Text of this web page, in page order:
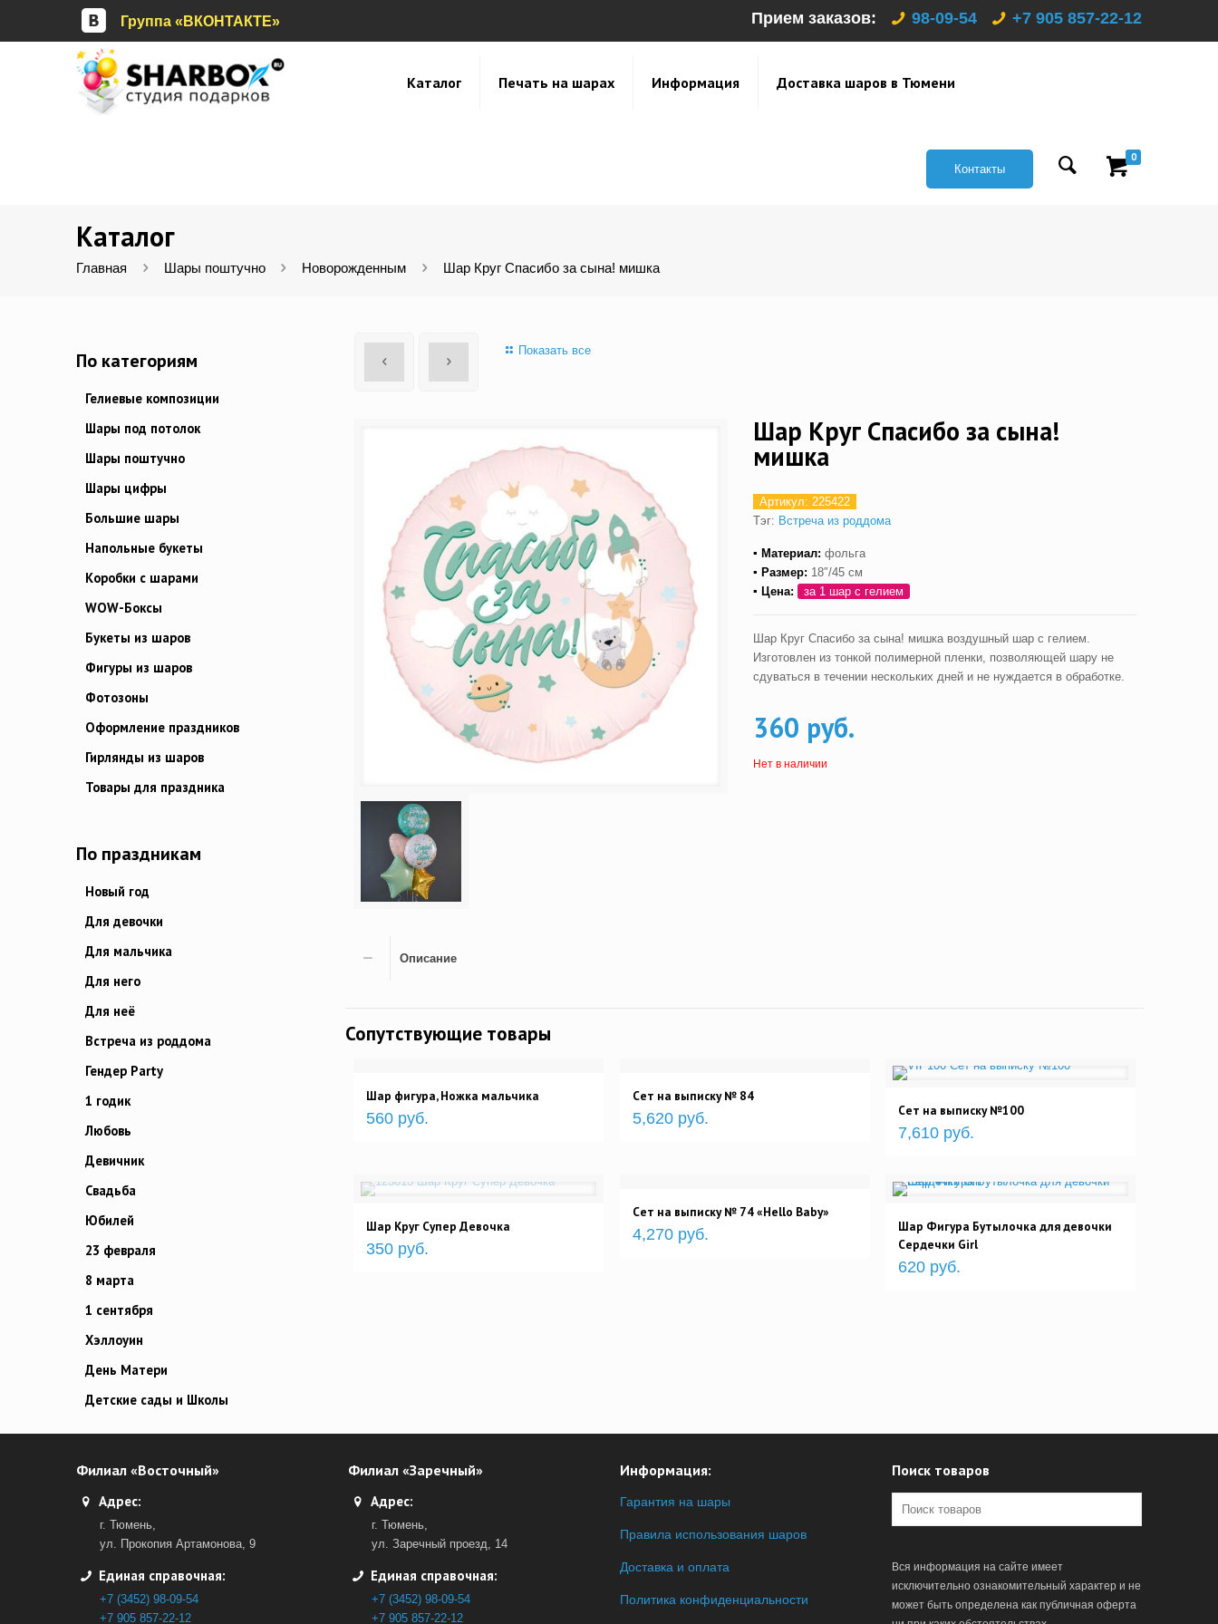
Прием заказов: 98-09-54 +7 905 857-22-12
Группа «ВКОНТАКТЕ»
Каталог Печать на шарах Информация Доставка шаров в Тюмени
0
Контакты
Каталог
Главная Шары поштучно Новорожденным Шар Круг Спасибо за сына! мишка
Показать все
Шар Круг Спасибо за сына!
мишка
Артикул: 225422
Тэг: Встреча из роддома
▪ Материал: фольга
▪ Размер: 18″/45 см
▪ Цена:
за 1 шар с гелием
Шар Круг Спасибо за сына! мишка воздушный шар с гелием.
Изготовлен из тонкой полимерной пленки, позволяющей шару не
сдуваться в течении нескольких дней и не нуждается в обработке.
360 руб.
Нет в наличии
Описание
Сопутствующие товары
Шар фигура, Ножка мальчика
560 руб.
Сет на выписку № 84
5,620 руб. Сет на выписку №100
7,610 руб.
Шар Круг Супер Девочка
350 руб.
Сет на выписку № 74 «Hello Baby»
4,270 руб.
Шар Фигура Бутылочка для девочки
Сердечки Girl
620 руб.
По категориям
Гелиевые композиции
Шары под потолок
Шары поштучно
Шары цифры
Большие шары
Напольные букеты
Коробки с шарами
WOW-Боксы
Букеты из шаров
Фигуры из шаров
Фотозоны
Оформление праздников
Гирлянды из шаров
Товары для праздника
По праздникам
Новый год
Для девочки
Для мальчика
Для него
Для неё
Встреча из роддома
Гендер Party
1 годик
Любовь
Девичник
Свадьба
Юбилей
23 февраля
8 марта
1 сентября
Хэллоуин
День Матери
Детские сады и Школы
Филиал «Восточный»
Адрес:
г. Тюмень,
ул. Прокопия Артамонова, 9
Единая справочная:
+7 (3452) 98-09-54
+7 905 857-22-12
Филиал «Заречный»
Адрес:
г. Тюмень,
ул. Заречный проезд, 14
Единая справочная:
+7 (3452) 98-09-54
+7 905 857-22-12
Информация:
Гарантия на шары
Правила использования шаров
Доставка и оплата
Политика конфиденциальности
Поиск товаров
Вся информация на сайте имеет
исключительно ознакомительный характер и не
может быть определена как публичная оферта